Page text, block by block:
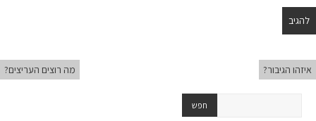
איזהו הגיבור? מה רוצים העריצים?